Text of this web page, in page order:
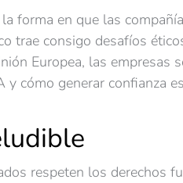
forma en que las
trae consigo desafíos
Europea, las empresas
y cómo generar confianza
respeten los derechos